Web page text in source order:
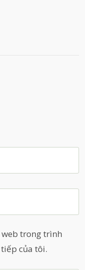
trong trình
của tôi.